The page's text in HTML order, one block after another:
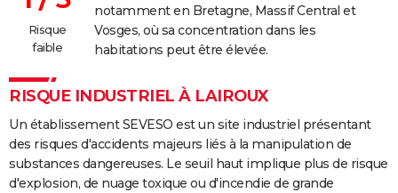
Risque
faible
notamment en Bretagne, Massif Central et
Vosges, où sa concentration dans les
habitations peut être élevée.
RISQUE INDUSTRIEL À LAIROUX
Un établissement SEVESO est un site industriel présentant
des risques d'accidents majeurs liés à la manipulation de
substances dangereuses. Le seuil haut implique plus de risque
d'explosion, de nuage toxique ou d'incendie de grande